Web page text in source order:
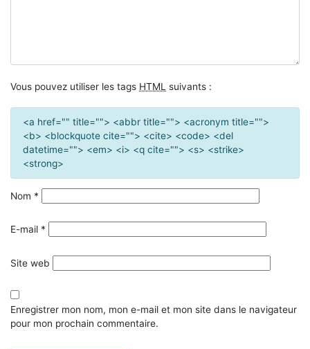
Vous pouvez utiliser les tags HTML suivants :
<a href="" title=""> <abbr title=""> <acronym title="">
<b> <blockquote cite=""> <cite> <code> <del
datetime=""> <em> <i> <q cite=""> <s> <strike>
<strong>
Nom *
E-mail *
Site web
Enregistrer mon nom, mon e-mail et mon site dans le navigateur
pour mon prochain commentaire.